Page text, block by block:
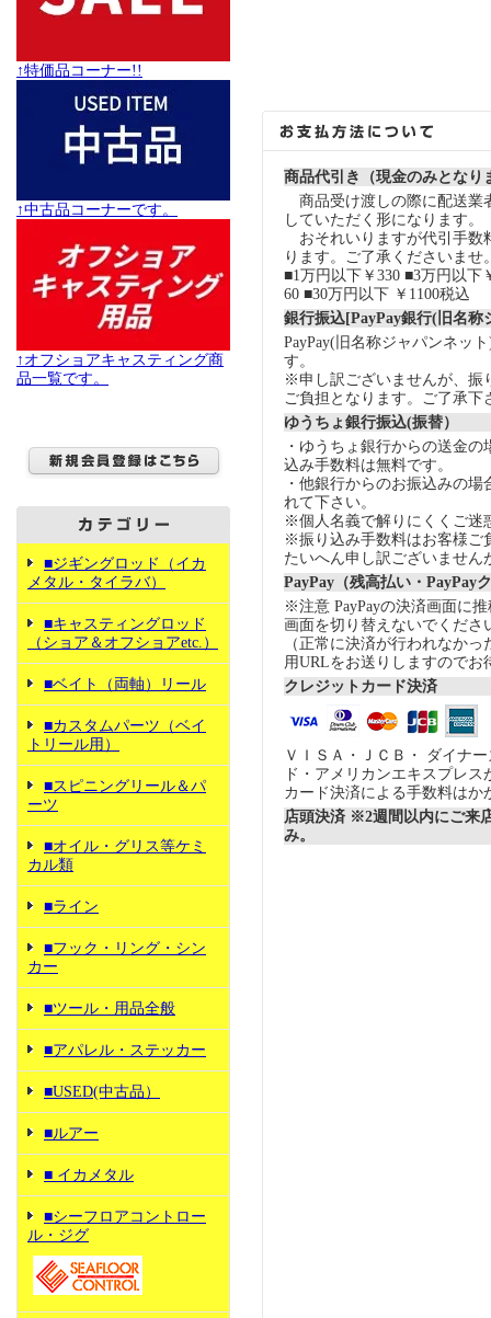
↑特価品コーナー!!
↑中古品コーナーです。
↑オフショアキャスティング商
品一覧です。
■ジギングロッド（イカ
メタル・タイラバ）
■キャスティングロッド
（ショア＆オフショアetc.）
■ベイト（両軸）リール
■カスタムパーツ（ベイ
トリール用）
■スピニングリール＆パ
ーツ
■オイル・グリス等ケミ
カル類
■ライン
■フック・リング・シン
カー
■ツール・用品全般
■アパレル・ステッカー
■USED(中古品）
■ルアー
■ イカメタル
■シーフロアコントロー
ル・ジグ
商品代引き（現金のみとなり
商品受け渡しの際に配送業
していただく形になります。
おそれいりますが代引手数
ります。ご了承くださいませ
■1万円以下￥330 ■3万円以下
60 ■30万円以下 ￥1100税込
銀行振込[PayPay銀行(旧名称
PayPay(旧名称ジャパンネッ
す。
※申し訳ございませんが、振
ご負担となります。ご了承下
ゆうちょ銀行振込(振替）
・ゆうちょ銀行からの送金
込み手数料は無料です。
・他銀行からのお振込みの場
れて下さい。
※個人名義で解りにくくご迷
※振り込み手数料はお客様ご
たいへん申し訳ございません
PayPay（残高払い・PayPay
※注意 PayPayの決済画面に
画面を切り替えないでくださ
（正常に決済が行われなか
用URLをお送りしますのでお
クレジットカード決済
ＶＩＳＡ・ＪＣＢ・ ダイナ
ド・アメリカンエキスプレ
カード決済による手数料はか
店頭決済 ※2週間以内にご来
み。